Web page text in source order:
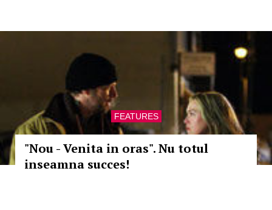
FEATURES
"Nou - Venita in oras". Nu totul
inseamna succes!